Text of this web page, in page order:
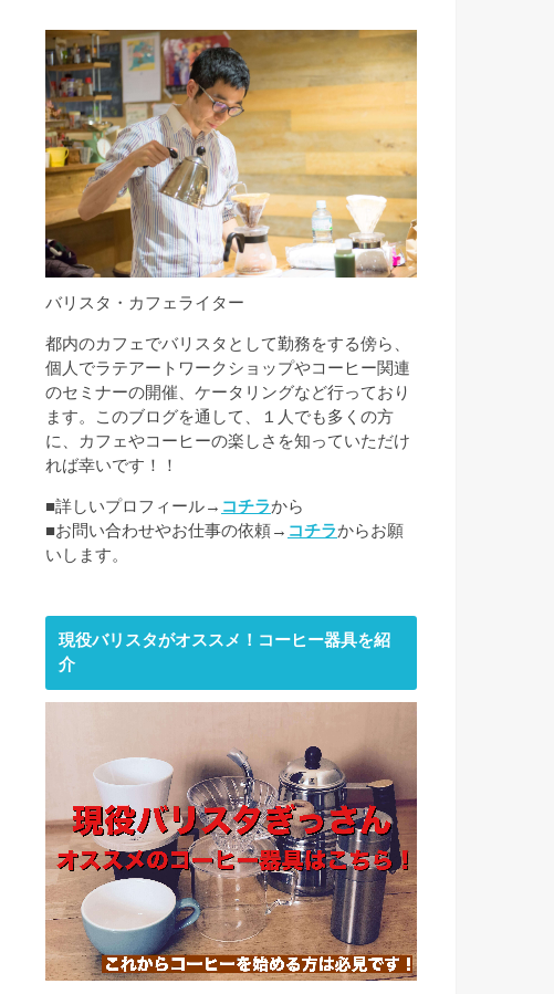
バリスタ・カフェライター
都内のカフェでバリスタとして勤務をする傍ら、
個人でラテアートワークショップやコーヒー関連
のセミナーの開催、ケータリングなど行っており
ます。このブログを通して、１人でも多くの方
に、カフェやコーヒーの楽しさを知っていただけ
れば幸いです！！
■詳しいプロフィール→ コチラから
■お問い合わせやお仕事の依頼→ コチラからお願
いします。
現役バリスタがオススメ！コーヒー器具を紹
介